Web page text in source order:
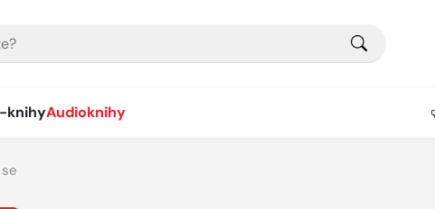
knihyAudioknihy